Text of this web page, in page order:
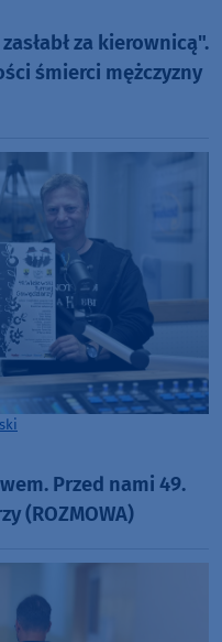
za kierownicą".
śmierci mężczyzny
Przed nami 49.
(ROZMOWA)